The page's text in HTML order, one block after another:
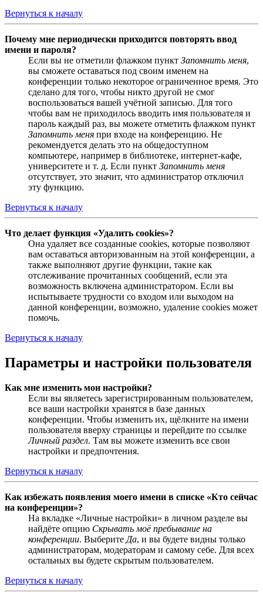
Вернуться к началу
Почему мне периодически приходится повторять ввод
имени и пароля?
Если вы не отметили флажком пункт Запомнить меня,
вы сможете оставаться под своим именем на
конференции только некоторое ограниченное время. Это
сделано для того, чтобы никто другой не смог
воспользоваться вашей учётной записью. Для того
чтобы вам не приходилось вводить имя пользователя и
пароль каждый раз, вы можете отметить флажком пункт
Запомнить меня при входе на конференцию. Не
рекомендуется делать это на общедоступном
компьютере, например в библиотеке, интернет-кафе,
университете и т. д. Если пункт Запомнить меня
отсутствует, это значит, что администратор отключил
эту функцию.
Вернуться к началу
Что делает функция «Удалить cookies»?
Она удаляет все созданные cookies, которые позволяют
вам оставаться авторизованным на этой конференции, а
также выполняют другие функции, такие как
отслеживание прочитанных сообщений, если эта
возможность включена администратором. Если вы
испытываете трудности со входом или выходом на
данной конференции, возможно, удаление cookies может
помочь.
Вернуться к началу
Параметры и настройки пользователя
Как мне изменить мои настройки?
Если вы являетесь зарегистрированным пользователем,
все ваши настройки хранятся в базе данных
конференции. Чтобы изменить их, щёлкните на имени
пользователя вверху страницы и перейдите по ссылке
Личный раздел. Там вы можете изменить все свои
настройки и предпочтения.
Вернуться к началу
Как избежать появления моего имени в списке «Кто сейчас
на конференции»?
На вкладке «Личные настройки» в личном разделе вы
найдёте опцию Скрывать моё пребывание на
конференции. Выберите Да, и вы будете видны только
администраторам, модераторам и самому себе. Для всех
остальных вы будете скрытым пользователем.
Вернуться к началу